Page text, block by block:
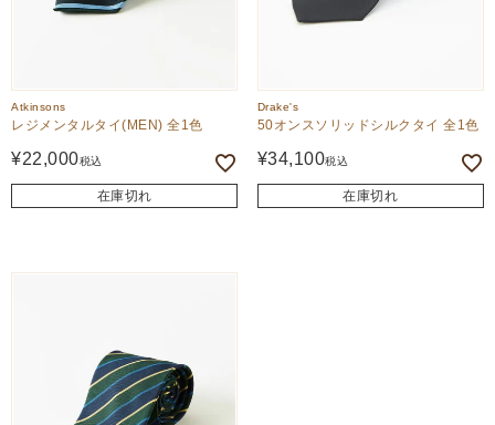
Atkinsons
レジメンタルタイ(MEN) 全1色
¥22,000税込
在庫切れ
Drake's
50オンスソリッドシルクタイ 全1色
¥34,100税込
在庫切れ